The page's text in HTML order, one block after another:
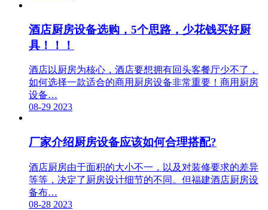
酒店厨房设备选购，5个思路，少花钱买好厨
具！！！
酒店以厨房为核心，酒店要想拥有回头客餐厅少不了，
如何选择一款适合的商用厨房设备非常重要！商用厨房
设备…
08-29 2023
厂家介绍厨房设备应该如何合理搭配?
酒店厨房由于面积的大小不一，以及对装修要求的差异
等等，决定了厨房设计细节的不同。但福建酒店厨房设
备布…
08-28 2023